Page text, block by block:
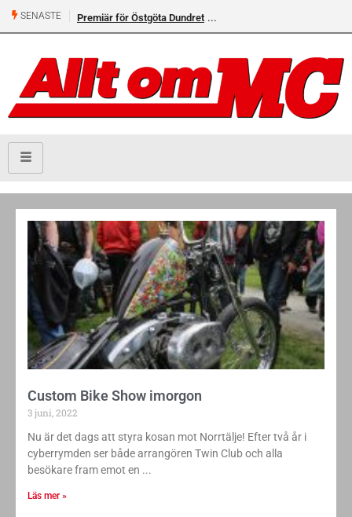
SENASTE Premiär för Östgöta Dundret
Custom Bike Show imorgon
3 juni, 2022
Nu är det dags att styra kosan mot Norrtälje! Efter två år i
cyberrymden ser både arrangören Twin Club och alla
besökare fram emot en
Läs mer »